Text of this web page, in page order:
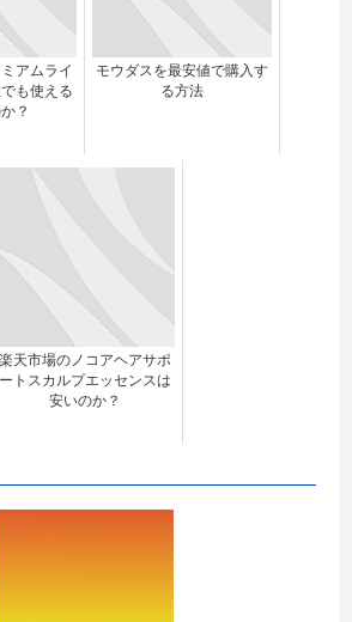
アムライ
も使える
？
モウダスを最安値で購入す
る方法
楽天市場のノコアヘアサポ
ートスカルプエッセンスは
安いのか？